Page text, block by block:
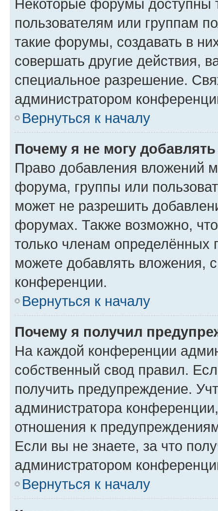
Некоторые форумы доступны
пользователям или группам
такие форумы, создавать в
совершать другие действия,
специальное разрешение.
администратором
Вернуться к началу
Почему я не могу
Право добавления вложений
форума, группы или
может не разрешить
форумах. Также возможно,
только членам определённых
можете добавлять вложения,
конференции.
Вернуться к началу
Почему я получил
На каждой конференции
собственный свод правил.
получить предупреждение.
администратора
отношения к
Если вы не знаете, за что
администратором
Вернуться к началу